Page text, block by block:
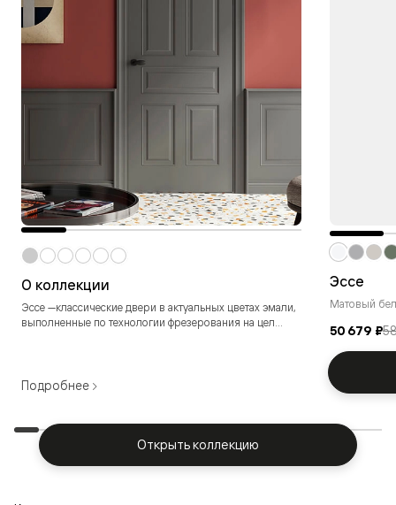
О коллекции
Эссе —классические двери в актуальных цветах эмали,
выполненные по технологии фрезерования на цел...
Подробнее
Эссе
Матовый
50 679 ₽
Открыть коллекцию